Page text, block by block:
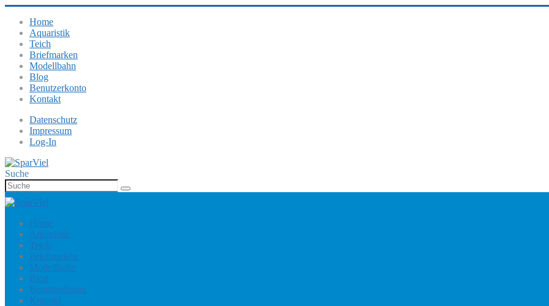
Home
Aquaristik
Teich
Briefmarken
Modellbahn
Blog
Benutzerkonto
Kontakt
Datenschutz
Impressum
Log-In
Suche
Home
Aquaristik
Teich
Briefmarken
Modellbahn
Blog
Benutzerkonto
Kontakt